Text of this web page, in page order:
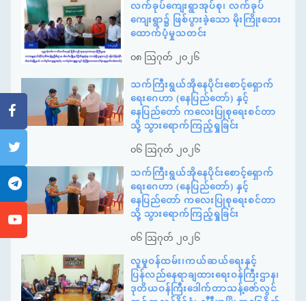
လက်ခုပ်ကျေးရွာအုပ်စု၊ လက်ခုပ်
ကျေးရွာ၌ ဖြစ်ပွားခဲ့သော မိုးကြိုးဘေး
ထောက်ပံ့မှုသတင်း
၀၈ ဩဂုတ် ၂၀၂၆
သက်ကြီးရွယ်အိုနေပိုင်းစောင့်ရှောက်
ရေးဂေဟာ (နေပြည်တော်) နှင့်
နေပြည်တော် ကလေးပြုစုရေးစင်တာ
သို့ သွားရောက်ကြည့်ရှုခြင်း
၀၆ ဩဂုတ် ၂၀၂၆
သက်ကြီးရွယ်အိုနေပိုင်းစောင့်ရှောက်
ရေးဂေဟာ (နေပြည်တော်) နှင့်
နေပြည်တော် ကလေးပြုစုရေးစင်တာ
သို့ သွားရောက်ကြည့်ရှုခြင်း
၀၆ ဩဂုတ် ၂၀၂၆
လူမှုဝန်ထမ်း၊ကယ်ဆယ်ရေးနှင့်
ပြန်လည်နေရာချထားရေးဝန်ကြီးဌာန၊
ဒုတိယဝန်ကြီးဒေါက်တာသန့်ဇော်လွင်